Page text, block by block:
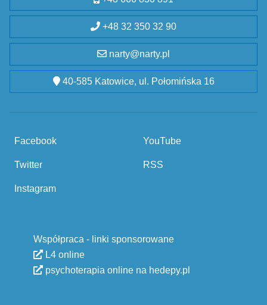
+48 32 350 32 90
narty@narty.pl
40-585 Katowice, ul. Połomińska 16
Facebook
Twitter
Instagram
YouTube
RSS
Współpraca - linki sponsorowane
L4 online
psychoterapia online na hedepy.pl